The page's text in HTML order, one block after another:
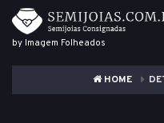
by Imagem Folheados
HOME